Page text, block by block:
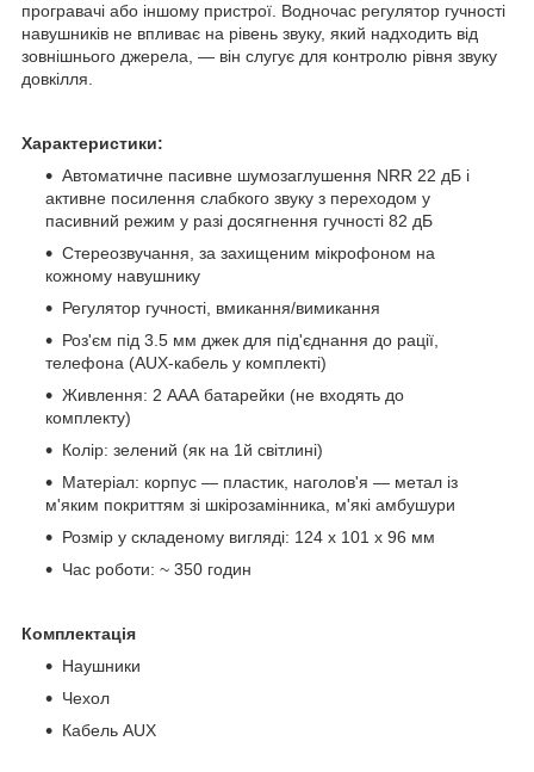
програвачі або іншому пристрої. Водночас регулятор гучності
навушників не впливає на рівень звуку, який надходить від
зовнішнього джерела, — він слугує для контролю рівня звуку
довкілля.
Характеристики:
Автоматичне пасивне шумозаглушення NRR 22 дБ і
активне посилення слабкого звуку з переходом у
пасивний режим у разі досягнення гучності 82 дБ
Стереозвучання, за захищеним мікрофоном на
кожному навушнику
Регулятор гучності, вмикання/вимикання
Роз'єм під 3.5 мм джек для під'єднання до рації,
телефона (AUX-кабель у комплекті)
Живлення: 2 ААА батарейки (не входять до
комплекту)
Колір: зелений (як на 1й світлині)
Матеріал: корпус — пластик, наголов'я — метал із
м'яким покриттям зі шкірозамінника, м'які амбушури
Розмір у складеному вигляді: 124 х 101 х 96 мм
Час роботи: ~ 350 годин
Комплектація
Наушники
Чехол
Кабель AUX